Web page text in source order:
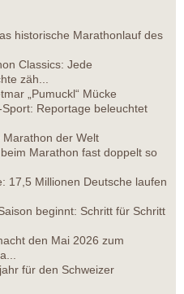
historische Marathonlauf des
Classics: Jede
zäh...
„Pumuckl“ Mücke
Reportage beleuchtet
Marathon der Welt
Marathon fast doppelt so
17,5 Millionen Deutsche laufen
beginnt: Schritt für Schritt
den Mai 2026 zum
für den Schweizer